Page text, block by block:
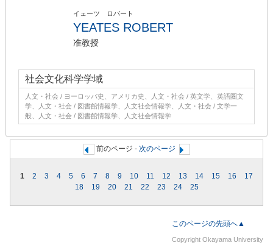
イェーツ ロバート
YEATES ROBERT
准教授
社会文化科学学域
人文・社会 / ヨーロッパ史、アメリカ史、人文・社会 / 英文学、英語圏文
学、人文・社会 / 図書館情報学、人文社会情報学、人文・社会 / 文学一
般、人文・社会 / 図書館情報学、人文社会情報学
前のページ - 次のページ
1 2 3 4 5 6 7 8 9 10 11 12 13 14 15 16
17
18
19 20 21 22 23 24 25
このページの先頭へ▲
Copyright Okayama University